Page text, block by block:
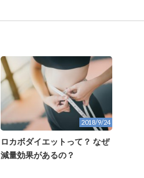
2018/9/24
ロカボダイエットって？ なぜ
減量効果があるの？